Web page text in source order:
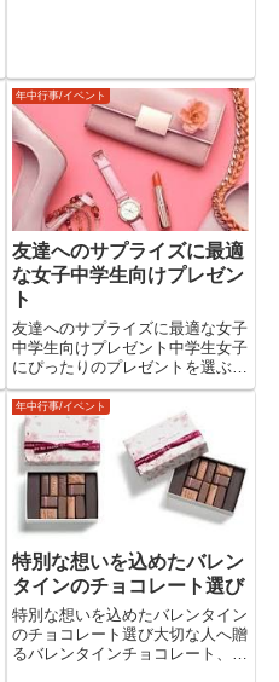
儀式」と言えるでしょう。一年
の...
年中行事/イベント
友達へのサプライズに最適
な女子中学生向けプレゼン
ト
友達へのサプライズに最適な女子
中学生向けプレゼント中学生女子
にぴったりのプレゼントを選ぶと
き、サプライズ感やおしゃれ感を
意識することが大切です。思わず
喜んでもらえるアイテムを選べ
ば、友達の記憶に残る素敵なサプ
ライズになります。今回は、女子
中...
年中行事/イベント
特別な想いを込めたバレン
タインのチョコレート選び
特別な想いを込めたバレンタイン
のチョコレート選び大切な人へ贈
るバレンタインチョコレート、ど